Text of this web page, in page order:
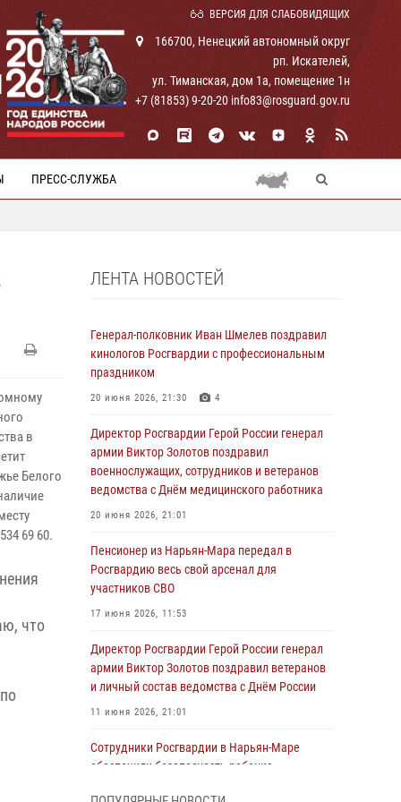
ВЕРСИЯ ДЛЯ СЛАБОВИДЯЩИХ
166700, Ненецкий автономный округ
рп. Искателей,
ул. Тиманская, дом 1а, помещение 1н
+7 (81853) 9-20-20 info83@rosguard.gov.ru
ПРЕСС-СЛУЖБА
в
Белого
69 60.
что
ЛЕНТА НОВОСТЕЙ
Генерал-полковник Иван Шмелев поздравил
кинологов Росгвардии с профессиональным
праздником
20 июня 2026, 21:30 4
Директор Росгвардии Герой России генерал
армии Виктор Золотов поздравил
военнослужащих, сотрудников и ветеранов
ведомства с Днём медицинского работника
20 июня 2026, 21:01
Пенсионер из Нарьян-Мара передал в
Росгвардию весь свой арсенал для
участников СВО
17 июня 2026, 11:53
Директор Росгвардии Герой России генерал
армии Виктор Золотов поздравил ветеранов
и личный состав ведомства с Днём России
11 июня 2026, 21:01
Сотрудники Росгвардии в Нарьян-Маре
обеспечили безопасность ребенка,